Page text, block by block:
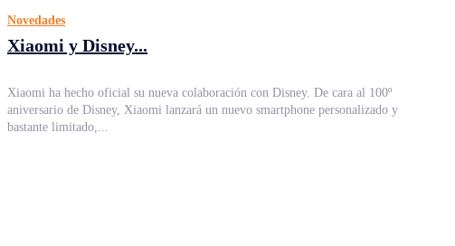
Novedades
Xiaomi y Disney...
Xiaomi ha hecho oficial su nueva colaboración con Disney. De cara al 100º
aniversario de Disney, Xiaomi lanzará un nuevo smartphone personalizado y
bastante limitado,...